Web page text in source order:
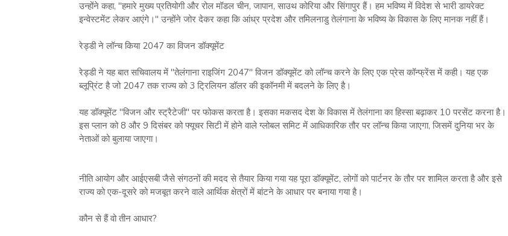
उन्होंने कहा, "हमारे मुख्य प्रतियोगी और रोल मॉडल चीन, जापान, साउथ कोरिया और सिंगापुर हैं। हम भविष्य में विदेश से भारी डायरेक्ट
इन्वेस्टमेंट लेकर आएंगे।" उन्होंने जोर देकर कहा कि आंध्र प्रदेश और तमिलनाडु तेलंगाना के भविष्य के विकास के लिए मानक नहीं हैं।
रेड्डी ने लॉन्च किया 2047 का विजन डॉक्यूमेंट
रेड्डी ने यह बात सचिवालय में "तेलंगाना राइजिंग 2047" विजन डॉक्यूमेंट को लॉन्च करने के लिए एक प्रेस कॉन्फ्रेंस में कही। यह एक
ब्लूप्रिंट है जो 2047 तक राज्य को 3 ट्रिलियन डॉलर की इकॉनमी में बदलने के लिए है।
यह डॉक्यूमेंट "विजन और स्ट्रैटेजी" पर फोकस करता है। इसका मकसद देश के विकास में तेलंगाना का हिस्सा बढ़ाकर 10 परसेंट करना है।
इस प्लान को 8 और 9 दिसंबर को फ्यूचर सिटी में होने वाले ग्लोबल समिट में आधिकारिक तौर पर लॉन्च किया जाएगा, जिसमें दुनिया भर के
नेताओं को बुलाया जाएगा।
नीति आयोग और आईएसबी जैसे संगठनों की मदद से तैयार किया गया यह पूरा डॉक्यूमेंट, लोगों को पार्टनर के तौर पर शामिल करता है और इसे
राज्य को एक-दूसरे को मजबूत करने वाले आर्थिक क्षेत्रों में बांटने के आधार पर बनाया गया है।
कौन से हैं वो तीन आधार?